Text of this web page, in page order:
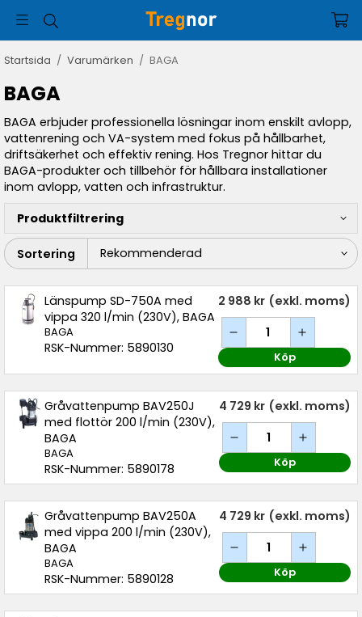
Startsida / Varumärken / BAGA
BAGA
BAGA erbjuder professionella lösningar inom enskilt avlopp,
vattenrening och VA-system med fokus på hållbarhet,
driftsäkerhet och effektiv rening. Hos Tregnor hittar du
BAGA-produkter och tillbehör för hållbara installationer
inom avlopp, vatten och infrastruktur.
Produktfiltrering
Sortering
Länspump SD-750A med
vippa 320 l/min (230V), BAGA
BAGA
RSK-Nummer: 5890130
2 988 kr (exkl. moms)
Köp
Gråvattenpump BAV250J
med flottör 200 l/min (230V),
BAGA
BAGA
RSK-Nummer: 5890178
4 729 kr (exkl. moms)
Köp
Gråvattenpump BAV250A
med vippa 200 l/min (230V),
BAGA
BAGA
RSK-Nummer: 5890128
4 729 kr (exkl. moms)
Köp